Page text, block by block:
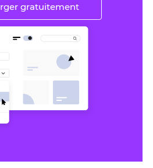
gratuitement